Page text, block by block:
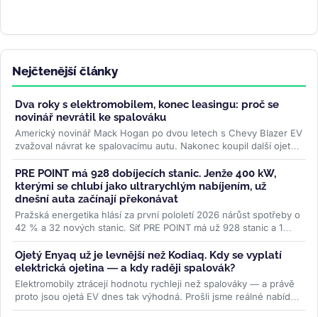
Nejčtenější články
Dva roky s elektromobilem, konec leasingu: proč se
novinář nevrátil ke spalováku
Americký novinář Mack Hogan po dvou letech s Chevy Blazer EV
zvažoval návrat ke spalovacímu autu. Nakonec koupil další ojetý
elektromobil...>>
PRE POINT má 928 dobíjecích stanic. Jenže 400 kW,
kterými se chlubí jako ultrarychlým nabíjením, už
dnešní auta začínají překonávat
Pražská energetika hlásí za první pololetí 2026 nárůst spotřeby o
42 % a 32 nových stanic. Síť PRE POINT má už 928 stanic a 1
468...>>
Ojetý Enyaq už je levnější než Kodiaq. Kdy se vyplatí
elektrická ojetina — a kdy raději spalovák?
Elektromobily ztrácejí hodnotu rychleji než spalováky — a právě
proto jsou ojetá EV dnes tak výhodná. Prošli jsme reálné nabídky
na...>>